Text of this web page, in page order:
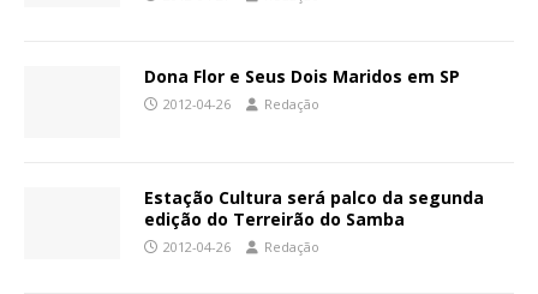
Dona Flor e Seus Dois Maridos em SP
2012-04-26 Redação
Estação Cultura será palco da segunda
edição do Terreirão do Samba
2012-04-26 Redação